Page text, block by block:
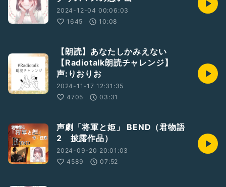
2024-12-04 00:06:03
1645
10:08
【朗読】あなたしかみえない
【Radiotalk朗読チャレンジ】
声:りおりお
2024-11-17 12:31:35
4705
03:31
声劇「将軍と姫」 BEND（君物語
2 披露作品）
2024-09-20 20:01:03
4589
07:52